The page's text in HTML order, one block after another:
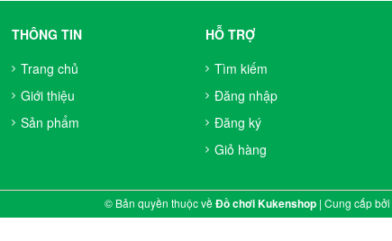
THÔNG TIN
Trang chủ
Giới thiệu
Sản phẩm
HỖ TRỢ
Tìm kiếm
Đăng nhập
Đăng ký
Giỏ hàng
© Bản quyền thuộc vềĐồ chơi Kukenshop| Cung cấp bởi